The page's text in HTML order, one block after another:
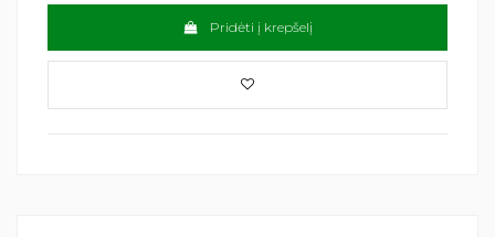
Pridėti į krepšelį